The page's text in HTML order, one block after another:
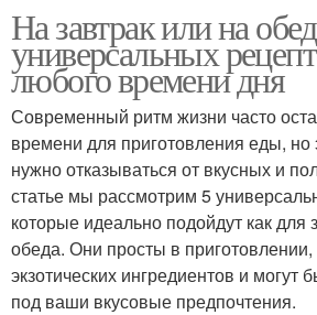
На завтрак или на
универсальных
любого времени дня
Современный ритм жизни часто
времени для приготовления еды, но
нужно отказываться от вкусных и
статье мы рассмотрим 5
которые идеально подойдут как для
обеда. Они просты в
экзотических ингредиентов и могут
под ваши вкусовые предпочтения.